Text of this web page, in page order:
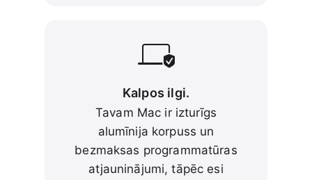
Kalpos ilgi.
Tavam Mac ir izturīgs
alumīnija korpuss un
bezmaksas programmatūras
atjauninājumi, tāpēc esi